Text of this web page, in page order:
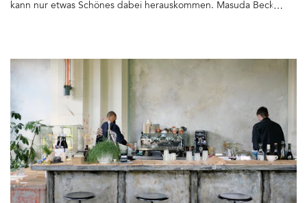
Rast zu machen und sich verwöhnen zu lassen. Schön. Wiggerl
Siebzehn in der Bäckerei Freiberger, Wasserburger Straße 6,
83123 Amerang, Tel: +49 8075 2229988 Geöffnet Mo-Di von 8.00
bis 18.00 Uhr, Do & Fr von 8.00 bis 18.00 Uhr, Samstag &
Sonntag & Feiertage von 9.00 bis 17.00 Uhr,
Mittwoch Ruhetag&hellip
kann nur etwas Schönes dabei herauskommen. Masuda Becker ist
sie im neu eröffneten Café Fuchs Curtis auf ein Käsetörtchen und
einen Cappuccino. Zusammen mit Mann, Schwester und
Schwager wagt sich Masuda noch während des letzten
Lockdowns an ein Projekt, das für alle Beteilgten Neuland ist – Sie
möchten ein Café ins Leben rufen, einen Wohlfühlort und
Treffpunkt für Familie und Gäste aus dem Kiez und »aus der
Stadt«. Inspiriert von Coffeeshops, wie sie es in Kapstadt und
anderen Metropolen gibt, soll es eine Art ConceptCafé mit
Selbstbedienung werden, wo man den besten Kaffee der Stadt